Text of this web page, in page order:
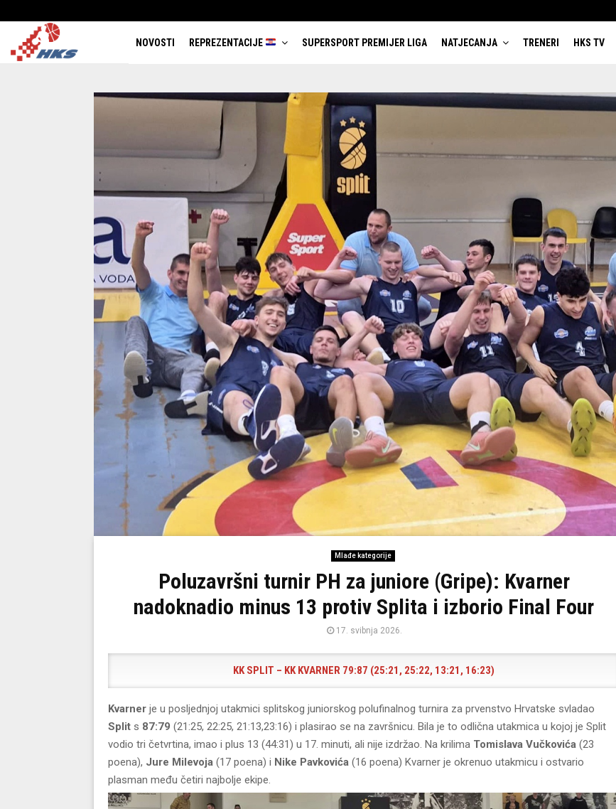
NOVOSTI REPREZENTACIJE SUPERSPORT PREMIJER LIGA NATJECANJA TRENERI HKS TV
Mlađe kategorije
Poluzavršni turnir PH za juniore (Gripe): Kvarner
nadoknadio minus 13 protiv Splita i izborio Final Four
17. svibnja 2026.
KK SPLIT – KK KVARNER 79:87 (25:21, 25:22, 13:21, 16:23)
Kvarner je u posljednjoj utakmici splitskog juniorskog polufinalnog turnira za prvenstvo Hrvatske svladao
Split s 87:79 (21:25, 22:25, 21:13,23:16) i plasirao se na završnicu. Bila je to odlična utakmica u kojoj je Split
vodio tri četvrtina, imao i plus 13 (44:31) u 17. minuti, ali nije izdržao. Na krilima Tomislava Vučkovića (23
poena), Jure Milevoja (17 poena) i Nike Pavkovića (16 poena) Kvarner je okrenuo utakmicu i ostvario
plasman među četiri najbolje ekipe.